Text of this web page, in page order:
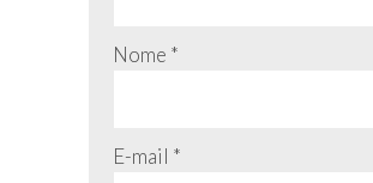
Nome *
E-mail *